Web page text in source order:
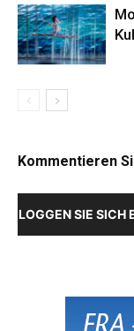
Kommentieren
LOGGEN SIE SICH